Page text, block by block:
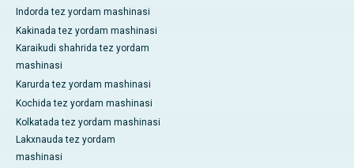
Indorda tez yordam mashinasi
Kakinada tez yordam mashinasi
Karaikudi shahrida tez yordam
mashinasi
Karurda tez yordam mashinasi
Kochida tez yordam mashinasi
Kolkatada tez yordam mashinasi
Lakxnauda tez yordam
mashinasi